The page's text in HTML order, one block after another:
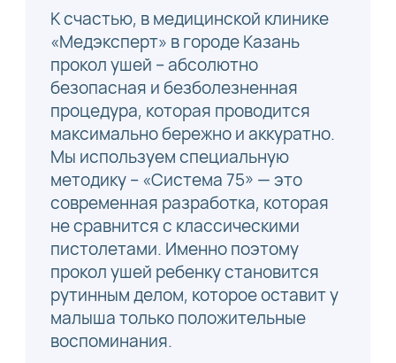
К счастью, в медицинской клинике
«Медэксперт» в городе Казань
прокол ушей – абсолютно
безопасная и безболезненная
процедура, которая проводится
максимально бережно и аккуратно.
Мы используем специальную
методику – «Система 75» — это
современная разработка, которая
не сравнится с классическими
пистолетами. Именно поэтому
прокол ушей ребенку становится
рутинным делом, которое оставит у
малыша только положительные
воспоминания.